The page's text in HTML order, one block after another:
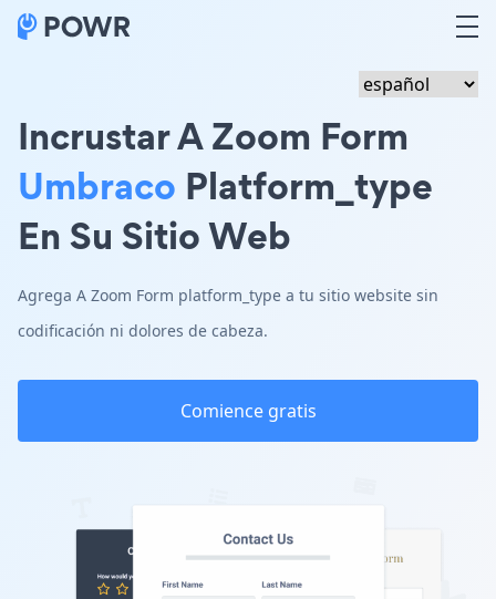
Incrustar A Zoom Form
Umbraco Platform_type
En Su Sitio Web
Agrega A Zoom Form platform_type a tu sitio website sin
codificación ni dolores de cabeza.
Comience gratis